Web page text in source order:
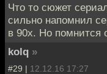
Что то сюжет
сильно напомнил
в 90х. Но помнится
kolq »
#29 | 12.12.16 17:27